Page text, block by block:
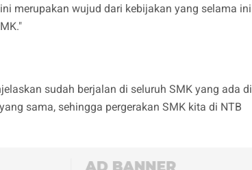
merupakan wujud dari kebijakan yang selama ini
sudah berjalan di seluruh SMK yang ada di
sama, sehingga pergerakan SMK kita di NTB